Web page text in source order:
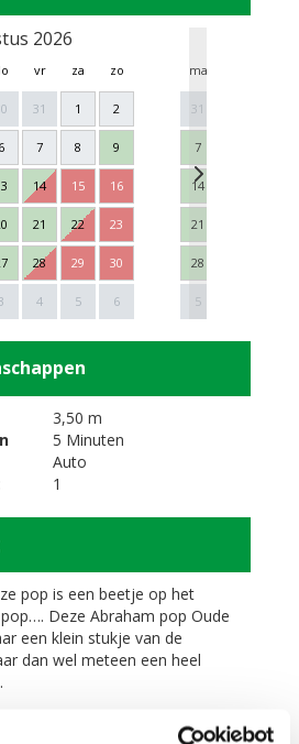
2026
vr za zo
31 1 2
6 7 8 9
14 15 16
21 22 23
28 29 30
4 5 6
ma
31
7
14
21
28
5
Next
3,50 m
5 Minuten
Auto
1
pop is een beetje op het
Deze Abraham pop Oude
een klein stukje van de
dan wel meteen een heel